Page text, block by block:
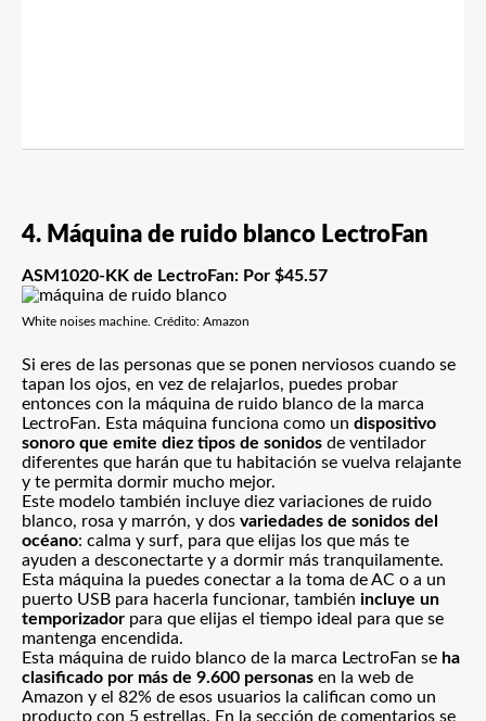
4. Máquina de ruido blanco LectroFan
ASM1020-KK de LectroFan: Por $45.57
White noises machine. Crédito: Amazon
Si eres de las personas que se ponen nerviosos cuando se
tapan los ojos, en vez de relajarlos, puedes probar
entonces con la máquina de ruido blanco de la marca
LectroFan. Esta máquina funciona como un dispositivo
sonoro que emite diez tipos de sonidos de ventilador
diferentes que harán que tu habitación se vuelva relajante
y te permita dormir mucho mejor.
Este modelo también incluye diez variaciones de ruido
blanco, rosa y marrón, y dos variedades de sonidos del
océano: calma y surf, para que elijas los que más te
ayuden a desconectarte y a dormir más tranquilamente.
Esta máquina la puedes conectar a la toma de AC o a un
puerto USB para hacerla funcionar, también incluye un
temporizador para que elijas el tiempo ideal para que se
mantenga encendida.
Esta máquina de ruido blanco de la marca LectroFan se ha
clasificado por más de 9.600 personas en la web de
Amazon y el 82% de esos usuarios la califican como un
producto con 5 estrellas. En la sección de comentarios se